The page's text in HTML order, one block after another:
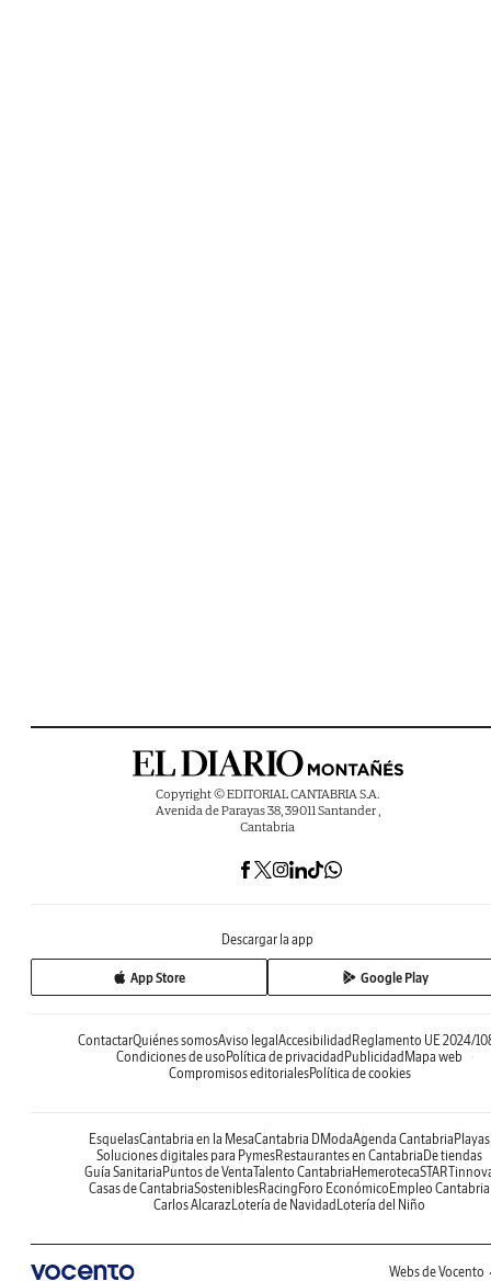
Copyright © EDITORIAL CANTABRIA S.A.
Avenida de Parayas 38, 39011 Santander ,
Cantabria
Descargar la app
App Store Google Play
ContactarQuiénes somosAviso legal Accesibilidad Reglamento UE 2024/
Condiciones de uso Política de privacidad Publicidad Mapa web
Compromisos editorialesPolítica de cookies
EsquelasCantabria en la MesaCantabria DModaAgenda Cantabria Playas
Soluciones digitales para PymesRestaurantes en Cantabria De tiendas
Guía Sanitaria Puntos de VentaTalento Cantabria Hemeroteca
Casas de CantabriaSosteniblesRacing Foro Económico Empleo Cantabria
Carlos AlcarazLotería de Navidad Lotería del Niño
Webs de Vocento